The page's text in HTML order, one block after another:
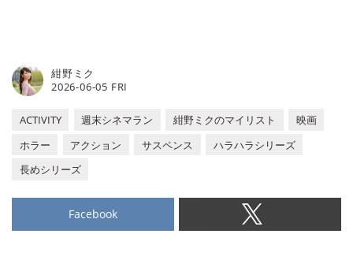
2026-06-05 FRI
紺野ミク
ACTIVITY 週末シネマラン 紺野ミクのマイリスト
映画
ホラー
アクション サスペンス
ハラハラシリーズ
長めシリーズ
Facebook